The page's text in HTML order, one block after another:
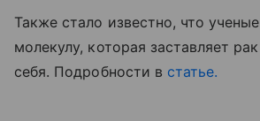
Также стало известно, что
молекулу, которая заставляет
себя. Подробности в статье.